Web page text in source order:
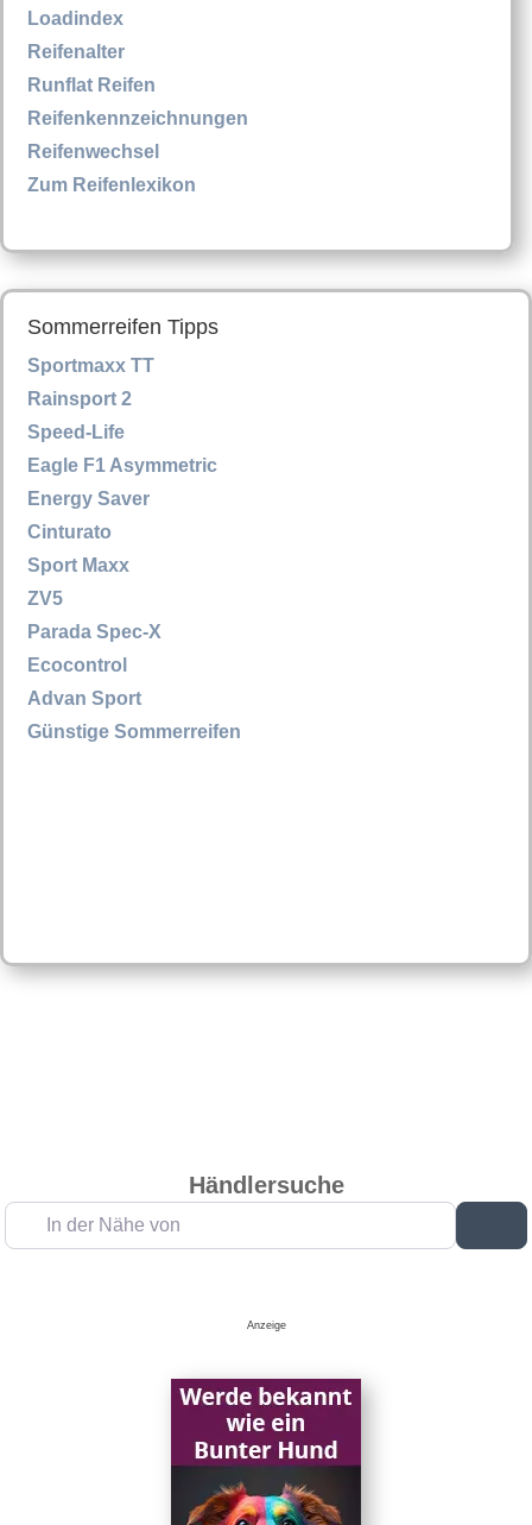
Loadindex
Reifenalter
Runflat Reifen
Reifenkennzeichnungen
Reifenwechsel
Zum Reifenlexikon
Sommerreifen Tipps
Sportmaxx TT
Rainsport 2
Speed-Life
Eagle F1 Asymmetric
Energy Saver
Cinturato
Sport Maxx
ZV5
Parada Spec-X
Ecocontrol
Advan Sport
Günstige Sommerreifen
Händlersuche
In der Nähe von
Anzeige